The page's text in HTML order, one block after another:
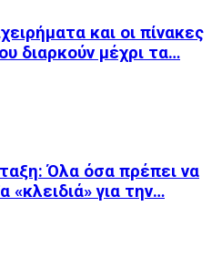
και οι πίνακες
διαρκούν μέχρι τα…
Όλα όσα πρέπει να
«κλειδιά» για την…